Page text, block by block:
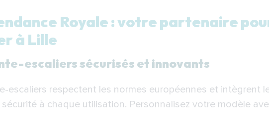
Royale : votre partenaire
à Lille
escaliers sécurisés et innovants
escaliers respectent les normes européennes et intègrent
à chaque utilisation. Personnalisez votre modèle